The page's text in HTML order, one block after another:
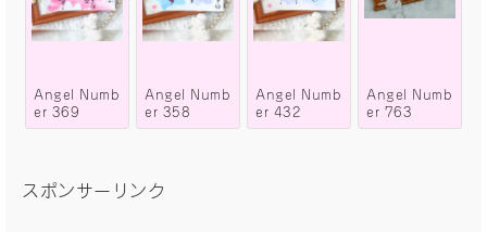
Angel Numb
er 369
Angel Numb
er 358
Angel Numb
er 432
Angel Numb
er 763
スポンサーリンク